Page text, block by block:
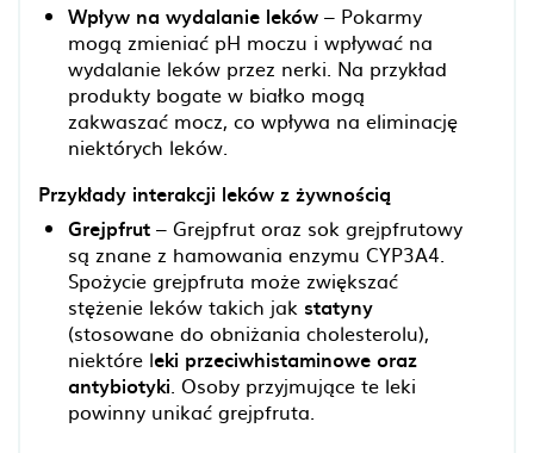
Wpływ na wydalanie leków – Pokarmy
mogą zmieniać pH moczu i wpływać na
wydalanie leków przez nerki. Na przykład
produkty bogate w białko mogą
zakwaszać mocz, co wpływa na eliminację
niektórych leków.
Przykłady interakcji leków z żywnością
Grejpfrut – Grejpfrut oraz sok grejpfrutowy
są znane z hamowania enzymu CYP3A4.
Spożycie grejpfruta może zwiększać
stężenie leków takich jak statyny
(stosowane do obniżania cholesterolu),
niektóre leki przeciwhistaminowe oraz
antybiotyki. Osoby przyjmujące te leki
powinny unikać grejpfruta.